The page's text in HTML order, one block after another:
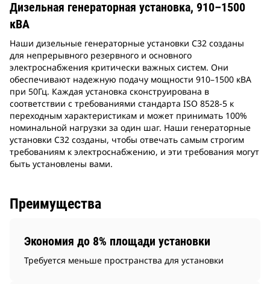
Дизельная генераторная установка, 910–1500
кВА
Наши дизельные генераторные установки C32 созданы
для непрерывного резервного и основного
электроснабжения критически важных систем. Они
обеспечивают надежную подачу мощности 910–1500 кВА
при 50Гц. Каждая установка сконструирована в
соответствии с требованиями стандарта ISO 8528-5 к
переходным характеристикам и может принимать 100%
номинальной нагрузки за один шаг. Наши генераторные
установки C32 созданы, чтобы отвечать самым строгим
требованиям к электроснабжению, и эти требования могут
быть установлены вами.
Преимущества
Экономия до 8% площади установки
Требуется меньше пространства для установки